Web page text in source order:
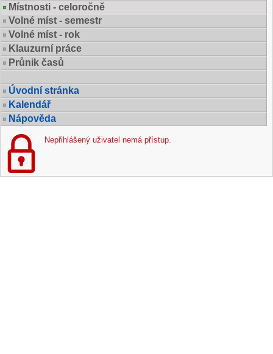
Místnosti - celoročně
Volné míst - semestr
Volné míst - rok
Klauzurní práce
Průnik časů
Úvodní stránka
Kalendář
Nápověda
Nepřihlášený uživatel nemá přístup.